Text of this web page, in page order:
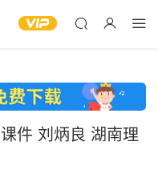
件 刘炳良 湖南理